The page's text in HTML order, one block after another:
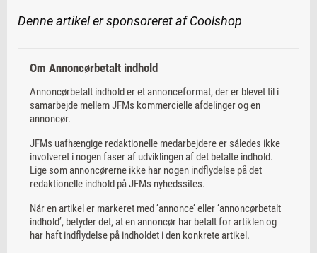
Denne artikel er sponsoreret af Coolshop
Om Annoncørbetalt indhold
Annoncørbetalt indhold er et annonceformat, der er blevet til i
samarbejde mellem JFMs kommercielle afdelinger og en
annoncør.
JFMs uafhængige redaktionelle medarbejdere er således ikke
involveret i nogen faser af udviklingen af det betalte indhold.
Lige som annoncørerne ikke har nogen indflydelse på det
redaktionelle indhold på JFMs nyhedssites.
Når en artikel er markeret med ’annonce’ eller ‘annoncørbetalt
indhold’, betyder det, at en annoncør har betalt for artiklen og
har haft indflydelse på indholdet i den konkrete artikel.